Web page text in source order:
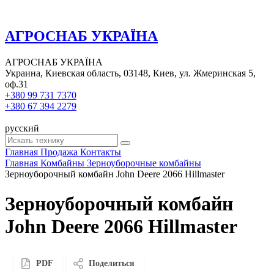
АГРОСНАБ УКРАЇНА
АГРОСНАБ УКРАЇНА
Украина, Киевская область, 03148, Киев, ул. Жмеринская 5,
оф.31
+380 99 731 7370
+380 67 394 2279
русский
Главная Продажа Контакты
Главная Комбайны Зерноуборочные комбайны
Зерноуборочный комбайн John Deere 2066 Hillmaster
Зерноуборочный комбайн
John Deere 2066 Hillmaster
PDF Поделиться